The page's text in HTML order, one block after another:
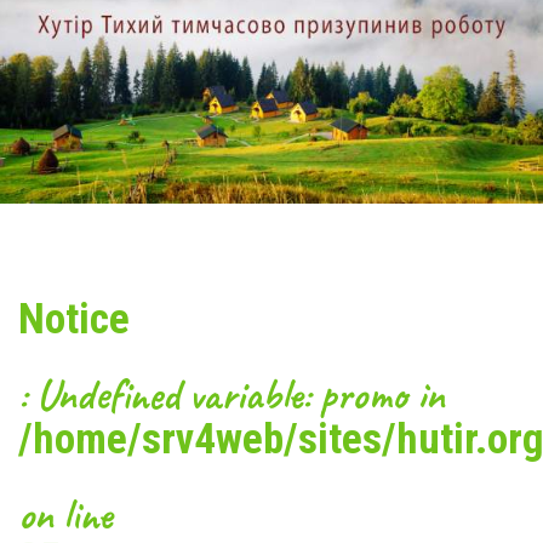
Карпати - це не тільки оздоровлення душі і тіла, але ще й
джерело споконвічних українських традицій. Буковинці
дбайливо зберігають звичаї гостинності та привітності. День
Незалежності в Карпатах неможливий без щедрої святкової
вечері - обов'язково вирушайте в колоритний ресторан
«Хутора Тихого». У меню - білі гриби в сметані, кулеша з
бринзою, карпатська форель по-панськи, п'янкі гуцульські
настоянки, трав'яні чаї та багато іншого. На десерт -
Notice
: Undefined variable: promo in
/home/srv4web/sites/
on line